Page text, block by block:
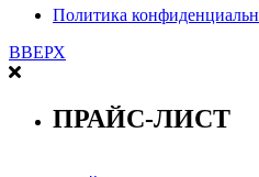
Политика
ВВЕРХ
ПРАЙС-ЛИСТ